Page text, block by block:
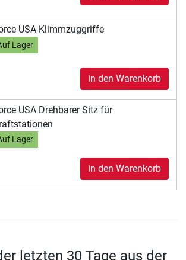
USA Klimmzuggriffe
Lager
in den Warenkorb
USA Drehbarer Sitz für
Lager
in den Warenkorb
letzten 30 Tage aus der